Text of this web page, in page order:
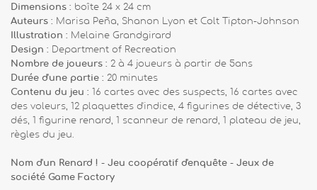
Dimensions : boîte 24 x 24 cm
Auteurs : Marisa Peña, Shanon Lyon et Colt Tipton-Johnson
Illustration : Melaine Grandgirard
Design : Department of Recreation
Nombre de joueurs : 2 à 4 joueurs à partir de 5ans
Durée d'une partie : 20 minutes
Contenu du jeu : 16 cartes avec des suspects, 16 cartes avec
des voleurs, 12 plaquettes d'indice, 4 figurines de détective, 3
dés, 1 figurine renard, 1 scanneur de renard, 1 plateau de jeu,
règles du jeu.
Nom d'un Renard ! - Jeu coopératif d'enquête - Jeux de
société Game Factory